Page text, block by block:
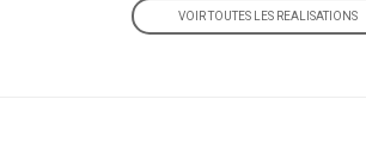
VOIR TOUTES LES REALISATIONS